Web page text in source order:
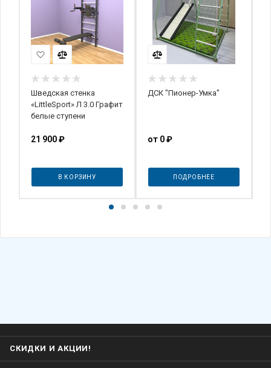
Шведская стенка
«LittleSport» Л 3.0 Графит
белые ступени
21 900₽
В КОРЗИНУ
ДСК "Пионер-Умка"
от 0 ₽
ПОДРОБНЕЕ
СКИДКИ И АКЦИИ!